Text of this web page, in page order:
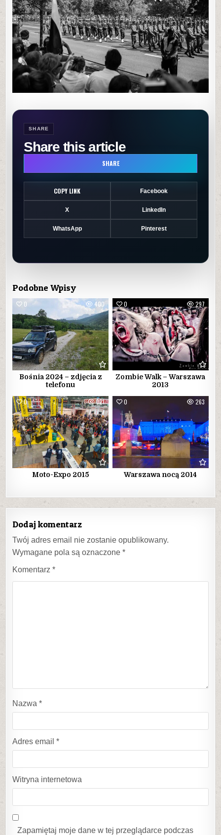
SHARE
Share this article
SHARE
COPY LINK Facebook
X LinkedIn
WhatsApp Pinterest
Podobne Wpisy
0 400
Bośnia 2024 – zdjęcia z
telefonu
0 297
Zombie Walk – Warszawa
2013
0 321
Moto-Expo 2015
0 263
Warszawa nocą 2014
Dodaj komentarz
Twój adres email nie zostanie opublikowany.
Wymagane pola są oznaczone*
Komentarz*
Nazwa*
Adres email*
Witryna internetowa
Zapamiętaj moje dane w tej przeglądarce podczas